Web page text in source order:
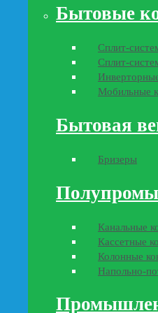
Бытовые
Сплит-
Сплит-
Мобильные
Бытовая
Бризеры
Канальные
Кассетные
Колонные
Напольно-